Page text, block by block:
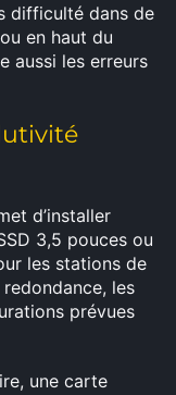
difficulté dans de
en haut du
aussi les erreurs
d’installer
3,5 pouces ou
les stations de
les
prévues
une carte